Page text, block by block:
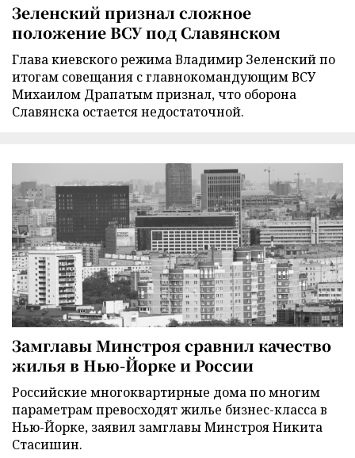
Зеленский признал сложное
положение ВСУ под Славянском
Глава киевского режима Владимир Зеленский по
итогам совещания с главнокомандующим ВСУ
Михаилом Драпатым признал, что оборона
Славянска остается недостаточной.
Замглавы Минстроя сравнил качество
жилья в Нью-Йорке и России
Российские многоквартирные дома по многим
параметрам превосходят жилье бизнес-класса в
Нью-Йорке, заявил замглавы Минстроя Никита
Стасишин.